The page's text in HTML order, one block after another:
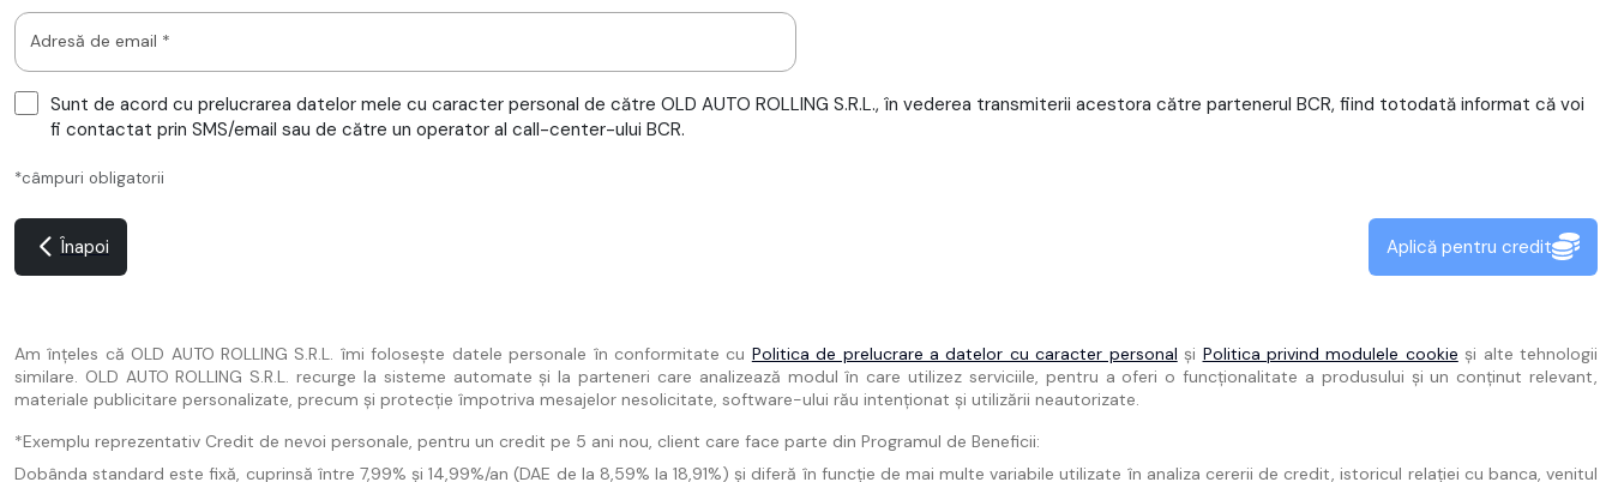
Adresă de email *
Sunt de acord cu prelucrarea datelor mele cu caracter personal de către OLD AUTO ROLLING S.R.L., în vederea transmiterii acestora către partenerul BCR, fiind totodată informat că voi
fi contactat prin SMS/email sau de către un operator al call-center-ului BCR.
*câmpuri obligatorii
Înapoi Aplică pentru credit
Am înțeles că OLD AUTO ROLLING S.R.L. îmi folosește datele personale în conformitate cu Politica de prelucrare a datelor cu caracter personal și Politica privind modulele cookie și alte tehnologii
similare. OLD AUTO ROLLING S.R.L. recurge la sisteme automate și la parteneri care analizează modul în care utilizez serviciile, pentru a oferi o funcționalitate a produsului și un conținut relevant,
materiale publicitare personalizate, precum și protecție împotriva mesajelor nesolicitate, software-ului rău intenționat și utilizării neautorizate.
*Exemplu reprezentativ Credit de nevoi personale, pentru un credit pe 5 ani nou, client care face parte din Programul de Beneficii:
Dobânda standard este fixă, cuprinsă între 7,99% și 14,99%/an (DAE de la 8,59% la 18,91%) și diferă în funcție de mai multe variabile utilizate în analiza cererii de credit, istoricul relației cu banca, venitul